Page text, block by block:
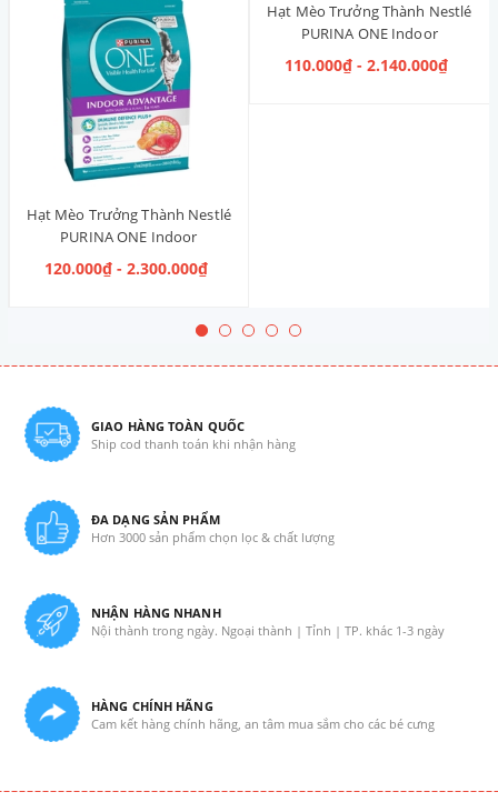
Hạt Mèo Trưởng Thành Nestlé
PURINA ONE Indoor
Advantage Salmon & Tuna [Vị
Cá Hồi & Cá Ngừ]
120.000₫ - 2.300.000₫
Hạt Mèo Trưởng Thành Nestlé
PURINA ONE Indoor
Advantage [Vị Gà]
110.000₫ - 2.140.000₫
GIAO HÀNG TOÀN QUỐC
Ship cod thanh toán khi nhận hàng
ĐA DẠNG SẢN PHẨM
Hơn 3000 sản phẩm chọn lọc & chất lượng
NHẬN HÀNG NHANH
Nội thành trong ngày. Ngoại thành | Tỉnh | TP. khác 1-3 ngày
HÀNG CHÍNH HÃNG
Cam kết hàng chính hãng, an tâm mua sắm cho các bé cưng